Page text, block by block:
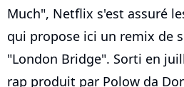
Much", Netflix s'est assuré
qui propose ici un remix de
"London Bridge". Sorti en
rap produit par Polow da